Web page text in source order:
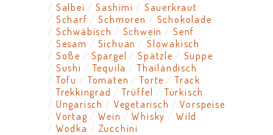
Salbei
Sashimi
Sauerkraut
Scharf
Schmoren
Schokolade
Schwäbisch
Schwein
Senf
Sesam
Sichuan
Slowakisch
Soße
Spargel Spätzle
Suppe
Sushi
Tequila
Thailändisch
Tofu
Tomaten Torte
Track
Trekkingrad
Trüffel
Türkisch
Ungarisch
Vegetarisch
Vorspeise
Vortag
Wein Whisky
Wild
Wodka
Zucchini